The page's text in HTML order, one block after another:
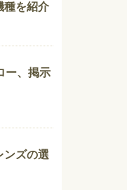
種を紹介
ー、掲示
ンズの選